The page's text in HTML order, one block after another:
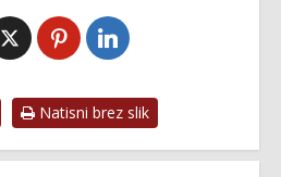
Natisni brez slik